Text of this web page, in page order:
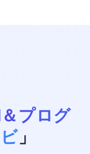
プログ
」